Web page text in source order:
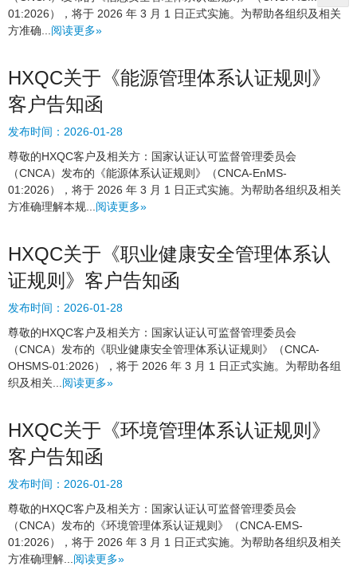
01:2026），将于 2026 年 3 月 1 日正式实施。为帮助各组织及相关
方准确...阅读更多»
HXQC关于《能源管理体系认证规则》
客户告知函
发布时间： 2026-01-28
尊敬的HXQC客户及相关方：国家认证认可监督管理委员会
（CNCA）发布的《能源体系认证规则》（CNCA-EnMS-
01:2026），将于 2026 年 3 月 1 日正式实施。为帮助各组织及相关
方准确理解本规...阅读更多»
HXQC关于《职业健康安全管理体系认
证规则》客户告知函
发布时间： 2026-01-28
尊敬的HXQC客户及相关方：国家认证认可监督管理委员会
（CNCA）发布的《职业健康安全管理体系认证规则》（CNCA-
OHSMS-01:2026），将于 2026 年 3 月 1 日正式实施。为帮助各组
织及相关...阅读更多»
HXQC关于《环境管理体系认证规则》
客户告知函
发布时间： 2026-01-28
尊敬的HXQC客户及相关方：国家认证认可监督管理委员会
（CNCA）发布的《环境管理体系认证规则》（CNCA-EMS-
01:2026），将于 2026 年 3 月 1 日正式实施。为帮助各组织及相关
方准确理解...阅读更多»